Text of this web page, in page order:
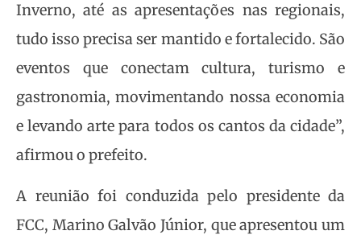
Inverno, até as apresentações nas regionais,
tudo isso precisa ser mantido e fortalecido. São
eventos que conectam cultura, turismo e
gastronomia, movimentando nossa economia
e levando arte para todos os cantos da cidade”,
afirmou o prefeito.
A reunião foi conduzida pelo presidente da
FCC, Marino Galvão Júnior, que apresentou um